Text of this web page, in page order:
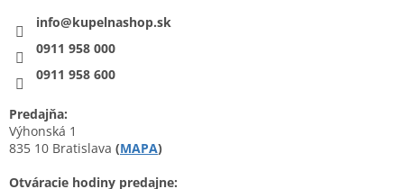
info@kupelnashop.sk
0911 958 000
0911 958 600
Predajňa:
Výhonská 1
835 10 Bratislava (MAPA)
Otváracie hodiny predajne: